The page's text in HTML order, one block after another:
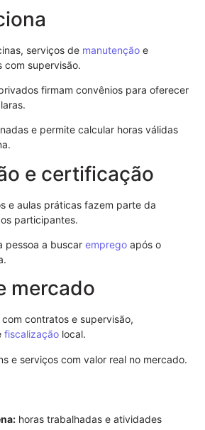
serviços de manutenção e
supervisão.
firmam convênios para oferecer
e permite calcular horas válidas
e certificação
e aulas práticas fazem parte da
participantes.
pessoa a buscar emprego após o
mercado
contratos e supervisão,
fiscalização local.
e serviços com valor real no mercado.
horas trabalhadas e atividades